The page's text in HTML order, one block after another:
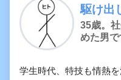
駆け出
35歳。
めた男で
学生時代、特技も情熱